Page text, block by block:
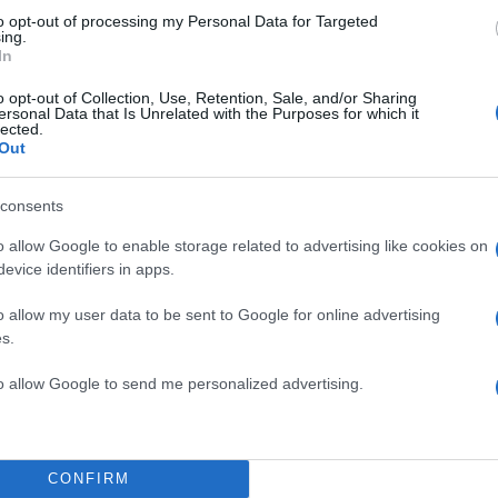
opt-out of processing my Personal Data for Targeted
opt-out of Collection, Use, Retention, Sale, and/or Sharing
Data that Is Unrelated with the Purposes for which it
allow Google to enable storage related to advertising like cookies on
identifiers in apps.
allow my user data to be sent to Google for online advertising
allow Google to send me personalized advertising.
CONFIRM
με μαστίχα και σιρόπι βύσσινο